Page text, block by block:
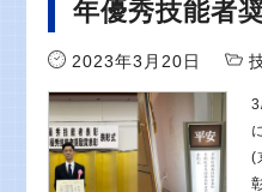
年優秀技能者
2023年3月20日
(